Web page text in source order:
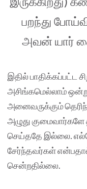
பறந்து
அவன் யார்
இதில் பாதிக்கப்பட்ட
அசிங்கமெல்லாம்
அனைவருக்கும்
அழுது குமைவார்களே
செய்ததே இல்லை.
சேர்ந்தவர்கள்
சென்றதில்லை.